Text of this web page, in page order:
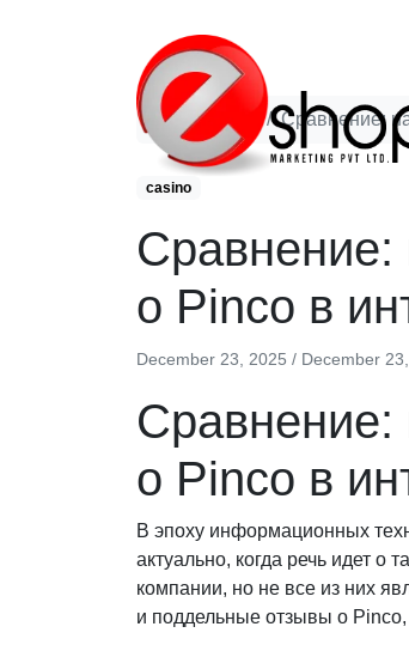
casino Сравнение:
casino
о Pinco в
December 23, 2025 / December
о Pinco в
В эпоху информационных
актуально, когда речь идет о
компании, но не все из них
и поддельные отзывы о